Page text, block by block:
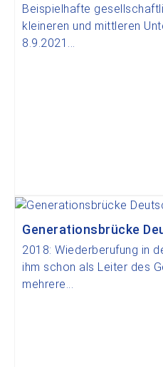
Beispielhafte
kleineren und mittleren
8.9.2021...
Generationsbrücke
2018: Wiederberufung in
ihm schon als Leiter des
mehrere...